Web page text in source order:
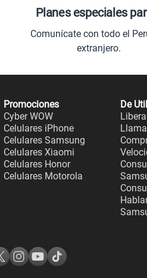
Planes especiales
Comunícate con todo el
extranjero.
Promociones
Cyber WOW
Celulares iPhone
Celulares Samsung
Celulares Xiaomi
Celulares Honor
Celulares Motorola
De